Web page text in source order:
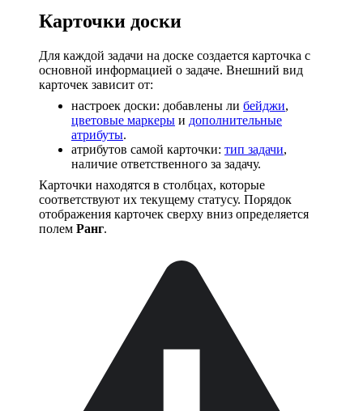
Карточки доски
Для каждой задачи на доске создается карточка с
основной информацией о задаче. Внешний вид
карточек зависит от:
настроек доски: добавлены ли бейджи,
цветовые маркеры и дополнительные
атрибуты.
атрибутов самой карточки: тип задачи,
наличие ответственного за задачу.
Карточки находятся в столбцах, которые
соответствуют их текущему статусу. Порядок
отображения карточек сверху вниз определяется
полем Ранг.